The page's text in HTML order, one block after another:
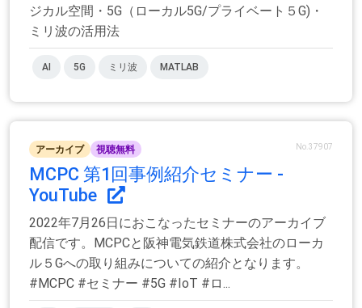
ジカル空間・5G（ローカル5G/プライベート５G)・
ミリ波の活用法
AI 5G ミリ波 MATLAB
アーカイブ 視聴無料 No.37907
MCPC 第1回事例紹介セミナー -
YouTube
2022年7月26日におこなったセミナーのアーカイブ
配信です。MCPCと阪神電気鉄道株式会社のローカ
ル５Gへの取り組みについての紹介となります。
#MCPC #セミナー #5G #IoT #ロ...